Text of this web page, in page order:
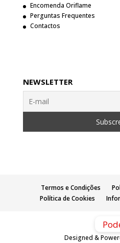
Encomenda Oriflame
Perguntas Frequentes
Contactos
NEWSLETTER
Termos e Condições
Política de Cookies
Designed &